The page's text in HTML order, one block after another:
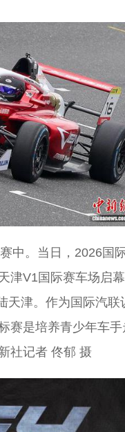
中。当日，2026国
津V1国际赛车场启
天津。作为国际汽联
赛是培养青少年车手
社记者 佟郁 摄